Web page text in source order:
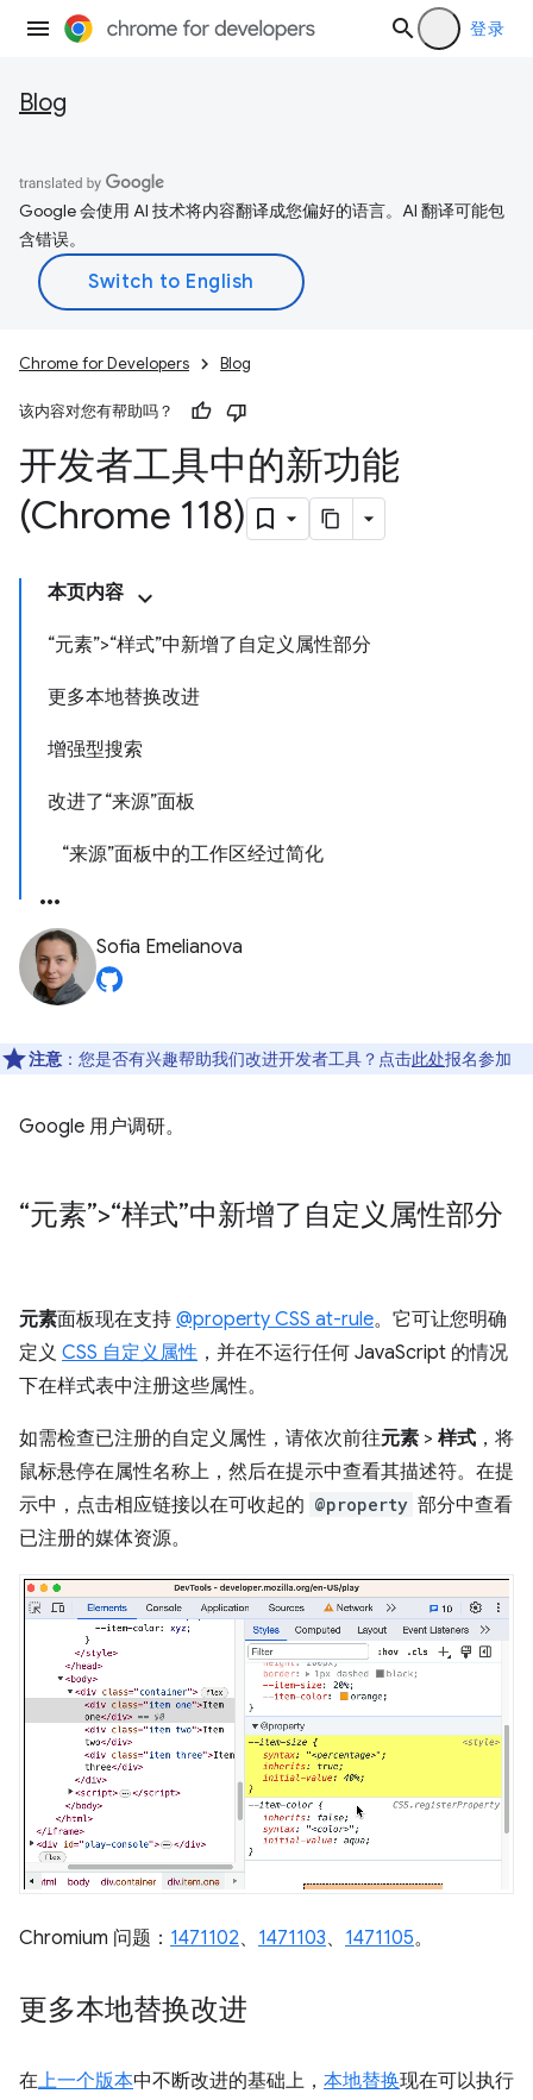
登录
Blog
Google 会使用 AI 技术将内容翻译成您偏好的语言。AI 翻译可能包
含错误。
Chrome for Developers Blog
该内容对您有帮助吗？
开发者工具中的新功能
(Chrome 118)
本页内容
“元素”>“样式”中新增了自定义属性部分
更多本地替换改进
增强型搜索
改进了“来源”面板
“来源”面板中的工作区经过简化
Sofia Emelianova
注意 ：您是否有兴趣帮助我们改进开发者工具？点击此处报名参加
Google 用户调研。
“元素”>“样式”中新增了自定义属性部分
元素面板现在支持 @property CSS at-rule。它可让您明确
定义 CSS 自定义属性 ，并在不运行任何 JavaScript 的情况
下在样式表中注册这些属性。
如需检查已注册的自定义属性，请依次前往元素 > 样式 ，将
鼠标悬停在属性名称上，然后在提示中查看其描述符。在提
示中，点击相应链接以在可收起的 @property 部分中查看
已注册的媒体资源。
Chromium 问题： 1471102、 1471103、 1471105。
更多本地替换改进
在上一个版本中不断改进的基础上， 本地替换现在可以执行